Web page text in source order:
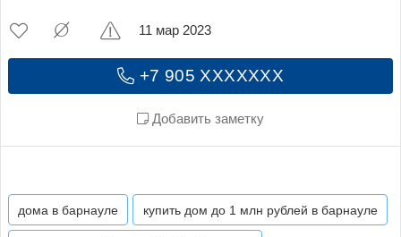
+7 905 XXXXXXX
Добавить заметку
11 мар 2023
дома в барнауле купить дом до 1 млн рублей в барнауле